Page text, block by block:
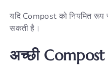
यदि Compost को नियमित रूप
सकती है।
अच्छी Compost